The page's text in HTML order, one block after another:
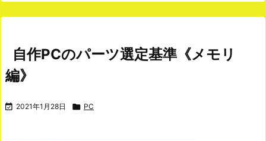
自作PCのパーツ選定基準《メモリ
編》
 2021年1月28日  PC